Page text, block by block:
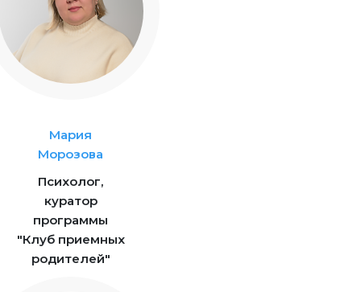
Мария
Морозова
Психолог,
куратор
программы
"Клуб приемных
родителей"